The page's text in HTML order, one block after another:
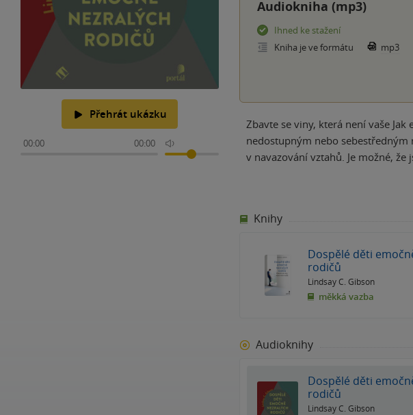
Přehrát ukázku
00:00 00:00
Audiokniha (mp3)
Ihned ke stažení
Kniha je ve formátu
mp3
Zbavte se viny, která není vaše
nedostupným nebo
v navazování vztahů. Je možné,
Knihy
Dospělé děti
rodičů
Lindsay C. Gibson
měkká vazba
Audioknihy
Dospělé děti
rodičů
Lindsay C. Gibson